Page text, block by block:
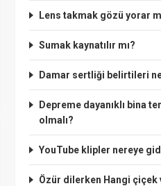
Lens takmak gözü yorar
Sumak kaynatılır mı?
Damar sertliği belirtileri
Depreme dayanıklı bina
olmalı?
YouTube klipler nereye
Özür dilerken Hangi çiçek